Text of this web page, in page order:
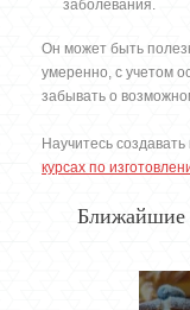
заболевания.
Он может быть
умеренно, с учетом
забывать о
Научитесь
курсах по
Ближайшие